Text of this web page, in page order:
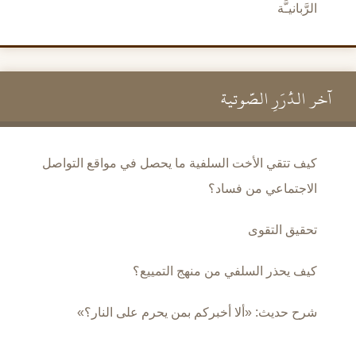
الرَّبانيـَّة
آخر الدُّرَرِ الصَّوتية
كيف تتقي الأخت السلفية ما يحصل في مواقع التواصل
الاجتماعي من فساد؟
تحقيق التقوى
كيف يحذر السلفي من منهج التمييع؟
شرح حديث: «ألا أخبركم بمن يحرم على النار؟»